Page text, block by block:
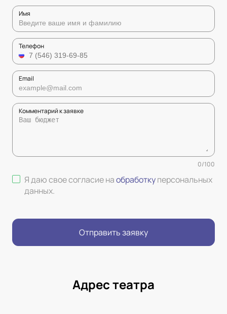
Имя
Телефон
Email
Комментарий к заявке
0/100
Я даю свое согласие наобработкуперсональных
данных.
Отправить заявку
Адрес театра